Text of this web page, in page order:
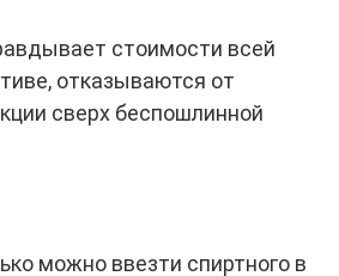
стоимости всей
отказываются от
сверх беспошлинной
можно ввезти спиртного в